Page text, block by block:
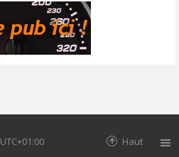
UTC+01:00 Haut